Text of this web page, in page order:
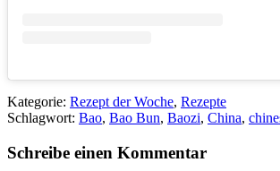
Kategorie: Rezept der Woche, Rezepte
Schlagwort: Bao, Bao Bun, Baozi, China,
Schreibe einen Kommentar